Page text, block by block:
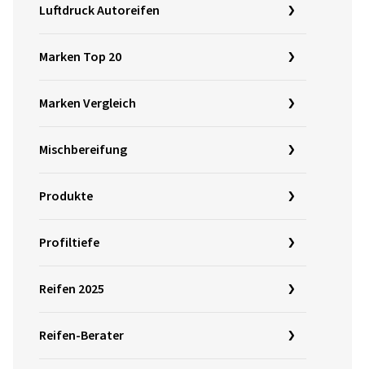
Luftdruck Autoreifen
Marken Top 20
Marken Vergleich
Mischbereifung
Produkte
Profiltiefe
Reifen 2025
Reifen-Berater